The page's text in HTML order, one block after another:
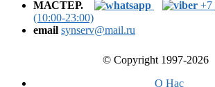
МАСТЕР.
+7
(10:00-23:00)
email synserv@mail.ru
© Copyright 1997-2026
О Нас